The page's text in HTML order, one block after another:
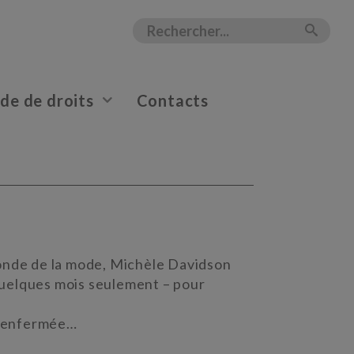
de droits Contacts
de la mode, Michèle Davidson
mois seulement – pour
enfermée…